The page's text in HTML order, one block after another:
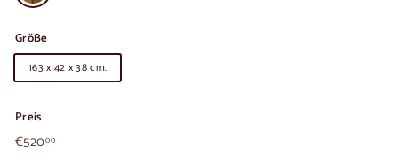
Größe
163 x 42 x 38 cm.
Preis
Üblicher
Preis
€52000€520,00